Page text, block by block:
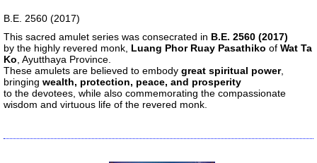
B.E. 2560 (2017)
This sacred amulet series was consecrated in B.E. 2560 (2017)
by the highly revered monk, Luang Phor Ruay Pasathiko of Wat Ta
Ko , Ayutthaya Province.
These amulets are believed to embody great spiritual power,
bringing wealth, protection, peace, and prosperity
to the devotees, while also commemorating the compassionate
wisdom and virtuous life of the revered monk.